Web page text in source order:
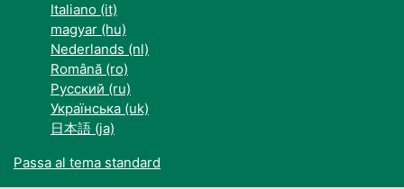
Italiano ‎(it)‎
magyar ‎(hu)‎
Nederlands ‎(nl)‎
Română ‎(ro)‎
Русский ‎(ru)‎
Українська ‎(uk)‎
日本語 ‎(ja)‎
Passa al tema standard